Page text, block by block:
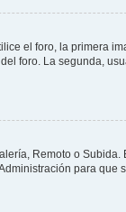
el foro, la primera
foro. La segunda,
Remoto o
para que